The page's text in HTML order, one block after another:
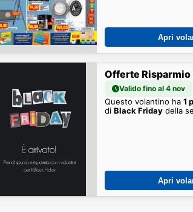
Apri
Offerte Risparmio
Valido fino al 4 nov
Questo volantino ha1
diBlack Friday della
Apri